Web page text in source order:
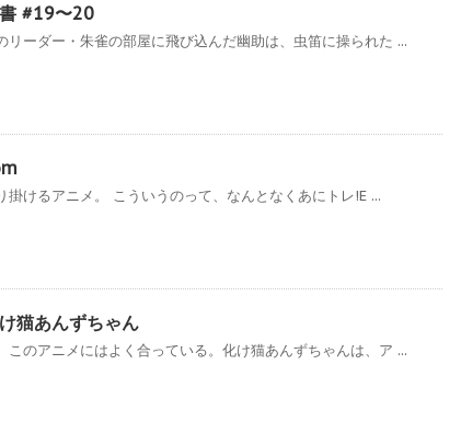
#19〜20
リーダー・朱雀の部屋に飛び込んだ幽助は、虫笛に操られた ...
掛けるアニメ。 こういうのって、なんとなくあにトレ!E ...
猫あんずちゃん
このアニメにはよく合っている。化け猫あんずちゃんは、ア ...